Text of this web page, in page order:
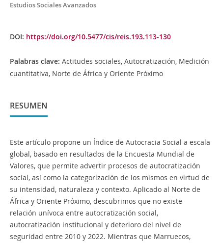
Estudios Sociales Avanzados
DOI: https://doi.org/10.5477/cis/reis.193.113-130
Palabras clave: Actitudes sociales, Autocratización, Medición
cuantitativa, Norte de África y Oriente Próximo
RESUMEN
Este artículo propone un Índice de Autocracia Social a escala
global, basado en resultados de la Encuesta Mundial de
Valores, que permite advertir procesos de autocratización
social, así como la categorización de los mismos en virtud de
su intensidad, naturaleza y contexto. Aplicado al Norte de
África y Oriente Próximo, descubrimos que no existe
relación unívoca entre autocratización social,
autocratización institucional y deterioro del nivel de
seguridad entre 2010 y 2022. Mientras que Marruecos,